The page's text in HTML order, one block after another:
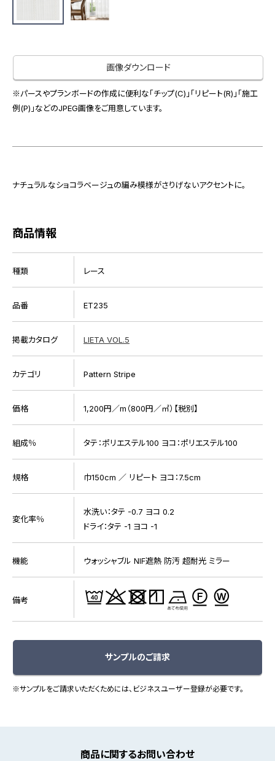
お役立ち資料
サンプル・カタログ請求／お問い合わせ（ビジネスのお客様）
非住宅案件に関するお問い合わせ
スペースソリューション事業
オフィスソリューション事業
会社情報
画像ダウンロード
※パースやプランボードの作成に便利な「チップ(C)」「リピート(R)」「施工
例(P)」などのJPEG画像をご用意しています。
ナチュラルなショコラベージュの編み模様がさりげないアクセントに。
商品情報
種類 レース
品番 ET235
掲載カタログ LIETA VOL.5
カテゴリ Pattern Stripe
価格 1,200円／m（800円／㎡）【税別】
組成％ タテ：ポリエステル100 ヨコ：ポリエステル100
規格 巾150cm ／ リピート ヨコ：7.5cm
変化率％
水洗い：タテ -0.7 ヨコ 0.2
ドライ：タテ -1 ヨコ -1
機能 ウォッシャブル NIF遮熱 防汚 超耐光 ミラー
備考
サンプルのご請求
※サンプルをご請求いただくためには、ビジネスユーザー登録が必要です。
商品に関するお問い合わせ